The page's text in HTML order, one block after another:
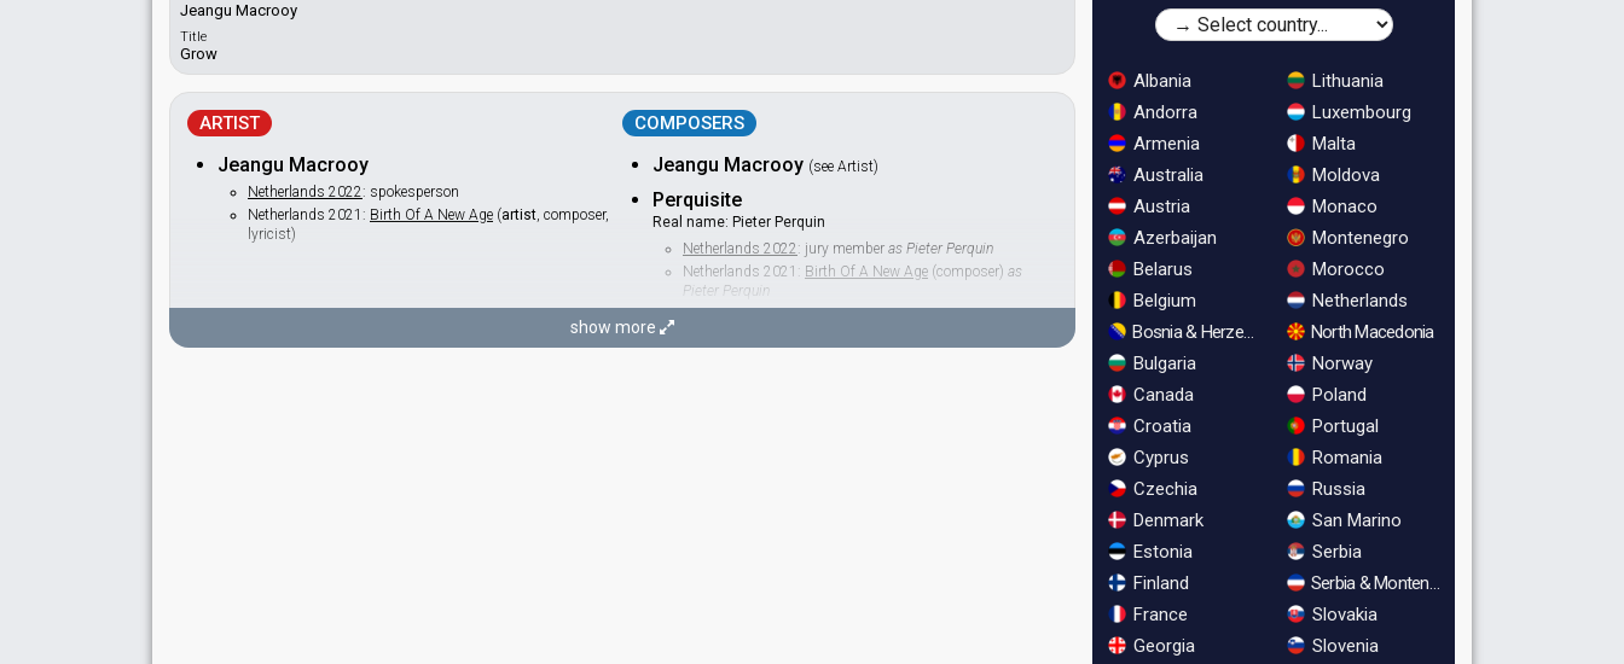
Jeangu Macrooy
Title
Grow
ARTIST
Jeangu Macrooy
Netherlands 2022: spokesperson
Netherlands 2021: Birth Of A New Age (artist, composer,
lyricist)
COMPOSERS
Jeangu Macrooy (see Artist)
Perquisite
Real name: Pieter Perquin
Netherlands 2022 : jury member as Pieter Perquin
Netherlands 2021: Birth Of A New Age (composer) as
Pieter Perquin
LYRICIST
show more
Albania
Andorra
Armenia
Australia
Austria
Azerbaijan
Belarus
Belgium
Bosnia & Herzegovina
Bulgaria
Canada
Croatia
Cyprus
Czechia
Denmark
Estonia
Finland
France
Georgia
Lithuania
Luxembourg
Malta
Moldova
Monaco
Montenegro
Morocco
Netherlands
North Macedonia
Norway
Poland
Portugal
Romania
Russia
San Marino
Serbia
Serbia & Montenegro
Slovakia
Slovenia